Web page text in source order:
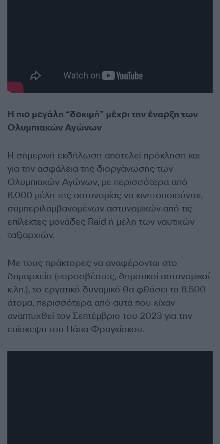
Η πιο μεγάλη “δοκιμή” μέχρι την έναρξη των
Ολυμπιακών Αγώνων
Η σημερινή εκδήλωση αποτελεί πρόκληση και
για την ασφάλεια της διοργάνωσης των
Ολυμπιακών Αγώνων, με περισσότερα από
6.000 μέλη της αστυνομίας να κινητοποιούνται,
συμπεριλαμβανομένων αστυνομικών από τις
επίλεκτες μονάδες Raid ή μέλη των ναυτικών
ταξιαρχιών.
Με τους πράκτορες να αναφέρονται στο
δημαρχείο (πυροσβέστες, δημοτικοί αστυνομικοί
κ.λπ.), το εργατικό δυναμικό θα φθάσει τα 8.500
άτομα, περισσότερα από αυτά που είχαν
αναπτυχθεί τον Σεπτέμβριο του 2023 για την
επίσκεψη του Πάπα Φραγκίσκου.